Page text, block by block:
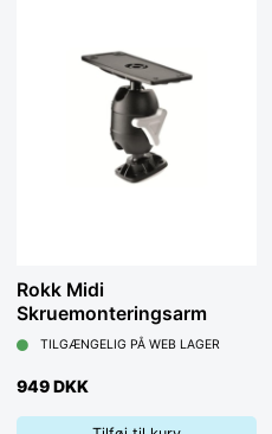
Rokk Midi
Skruemonteringsarm
TILGÆNGELIG PÅ WEB LAGER
949 DKK